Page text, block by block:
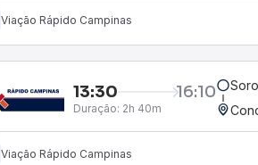
Viação Rápido Campinas
13:30 16:10
Duração: 2h 40m
Viação Rápido Campinas